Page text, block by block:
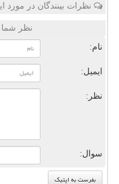
نظرات بینندگان در مورد
نظر
نام:
ایمیل:
نظر:
سوال: